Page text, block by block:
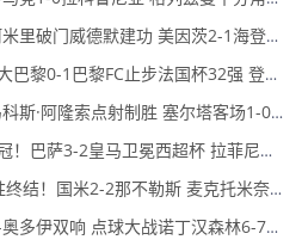
2026年01月14日 德甲-阿米里破门威德默建功 美因茨2-1海登海姆
2026年01月13日 爆冷！大巴黎0-1巴黎FC止步法国杯32强 登贝莱失单刀埃梅里中框
2026年01月13日 西甲-马科斯·阿隆索点射制胜 塞尔塔客场1-0塞维利亚
2026年01月12日 新年首冠！巴萨3-2皇马卫冕西超杯 拉菲尼亚双响维尼修斯一条龙
2026年01月12日 6轮连胜终结！国米2-2那不勒斯 麦克托米奈双响恰20点射孔蒂染红
2026年01月10日 足总杯-奥多伊双响 点球大战诺丁汉森林6-7雷克瑟姆